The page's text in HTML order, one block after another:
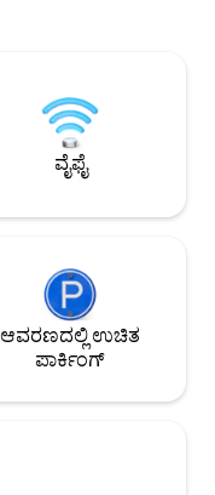
✔ ಹೊರಾಂಗಣಗಳು
BBQ) ✔ ಸ್ಮಾರ್ಟ್
ಉಚಿತ ಪಾರ್ಕಿಂಗ್
ವೈಫೈ
ಆವರಣದಲ್ಲಿ ಉಚಿತ
ಪಾರ್ಕಿಂಗ್